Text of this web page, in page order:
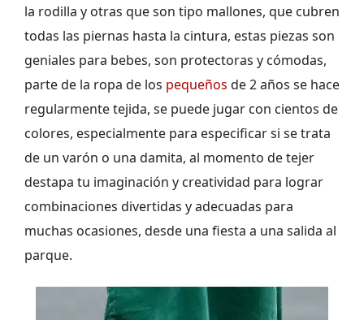
la rodilla y otras que son tipo mallones, que cubren
todas las piernas hasta la cintura, estas piezas son
geniales para bebes, son protectoras y cómodas,
parte de la ropa de los pequeños de 2 años se hace
regularmente tejida, se puede jugar con cientos de
colores, especialmente para especificar si se trata
de un varón o una damita, al momento de tejer
destapa tu imaginación y creatividad para lograr
combinaciones divertidas y adecuadas para
muchas ocasiones, desde una fiesta a una salida al
parque.